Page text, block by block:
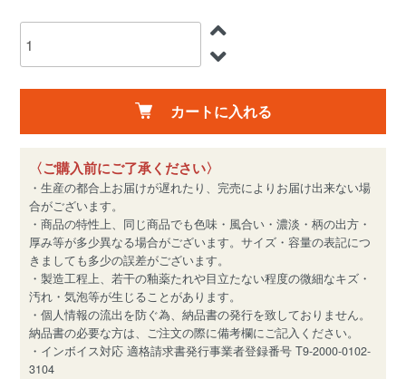
カートに入れる
〈ご購入前にご了承ください〉
・生産の都合上お届けが遅れたり、完売によりお届け出来ない場
合がございます。
・商品の特性上、同じ商品でも色味・風合い・濃淡・柄の出方・
厚み等が多少異なる場合がございます。サイズ・容量の表記につ
きましても多少の誤差がございます。
・製造工程上、若干の釉薬たれや目立たない程度の微細なキズ・
汚れ・気泡等が生じることがあります。
・個人情報の流出を防ぐ為、納品書の発行を致しておりません。
納品書の必要な方は、ご注文の際に備考欄にご記入ください。
・インボイス対応 適格請求書発行事業者登録番号 T9-2000-0102-
3104